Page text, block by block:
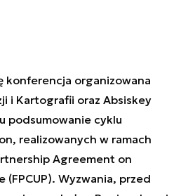
konferencja organizowana
i Kartografii oraz Absiskey
podsumowanie cyklu
realizowanych w ramach
Agreement on
(FPCUP). Wyzwania, przed